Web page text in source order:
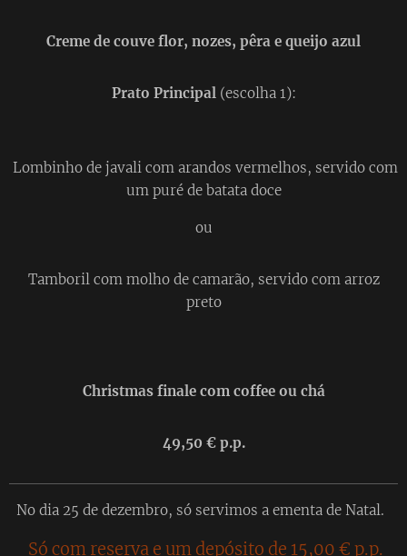
Creme de couve flor, nozes, pêra e queijo azul
Prato Principal (escolha 1):
Lombinho de javali com arandos vermelhos, servido com
um puré de batata doce
ou
Tamboril com molho de camarão, servido com arroz
preto
Christmas finale com coffee ou chá
49,50 € p.p.
No dia 25 de dezembro, só servimos a ementa de Natal.
Só com reserva e um depósito de 15,00 € p.p.